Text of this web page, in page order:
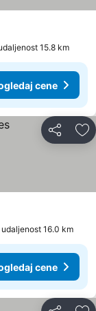
15.8 km
cene
Deli
16.0 km
cene